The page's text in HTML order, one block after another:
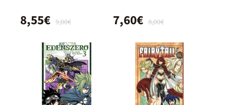
9,00€
8,55€ 8,00€
7,60€